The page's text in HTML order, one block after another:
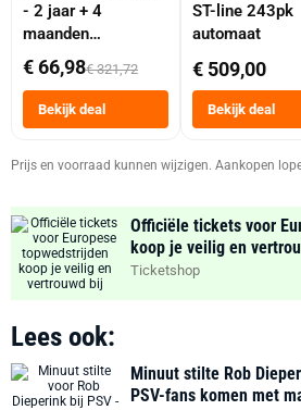
- 2 jaar + 4
maanden
abonnement
€ 66,98€ 321,72
Bekijk deal
ST-line 243pk
automaat
€ 509,00
Bekijk deal
Prijs en voorraad kunnen wijzigen. Aankopen
Officiële tickets voor
koop je veilig en
Ticketshop
Lees ook:
Minuut stilte Rob
PSV-fans komen met